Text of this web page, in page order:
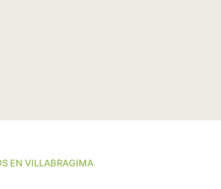
EN VILLABRAGIMA